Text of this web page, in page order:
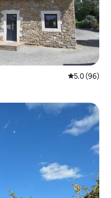
คะแนนเฉลี่ย
5.0 (96)